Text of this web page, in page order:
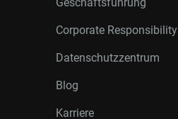
Corporate Responsibility
Datenschutzzentrum
Blog
Karriere